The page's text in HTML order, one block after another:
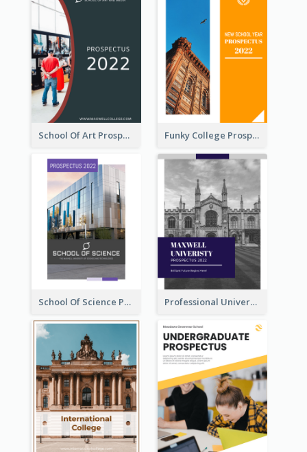
School Of Art Prospectus Funky College Prospectus
School Of Science Prospectus Professional University Prospectus